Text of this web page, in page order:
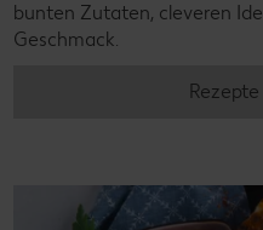
bunten Zutaten, cleveren
Geschmack.